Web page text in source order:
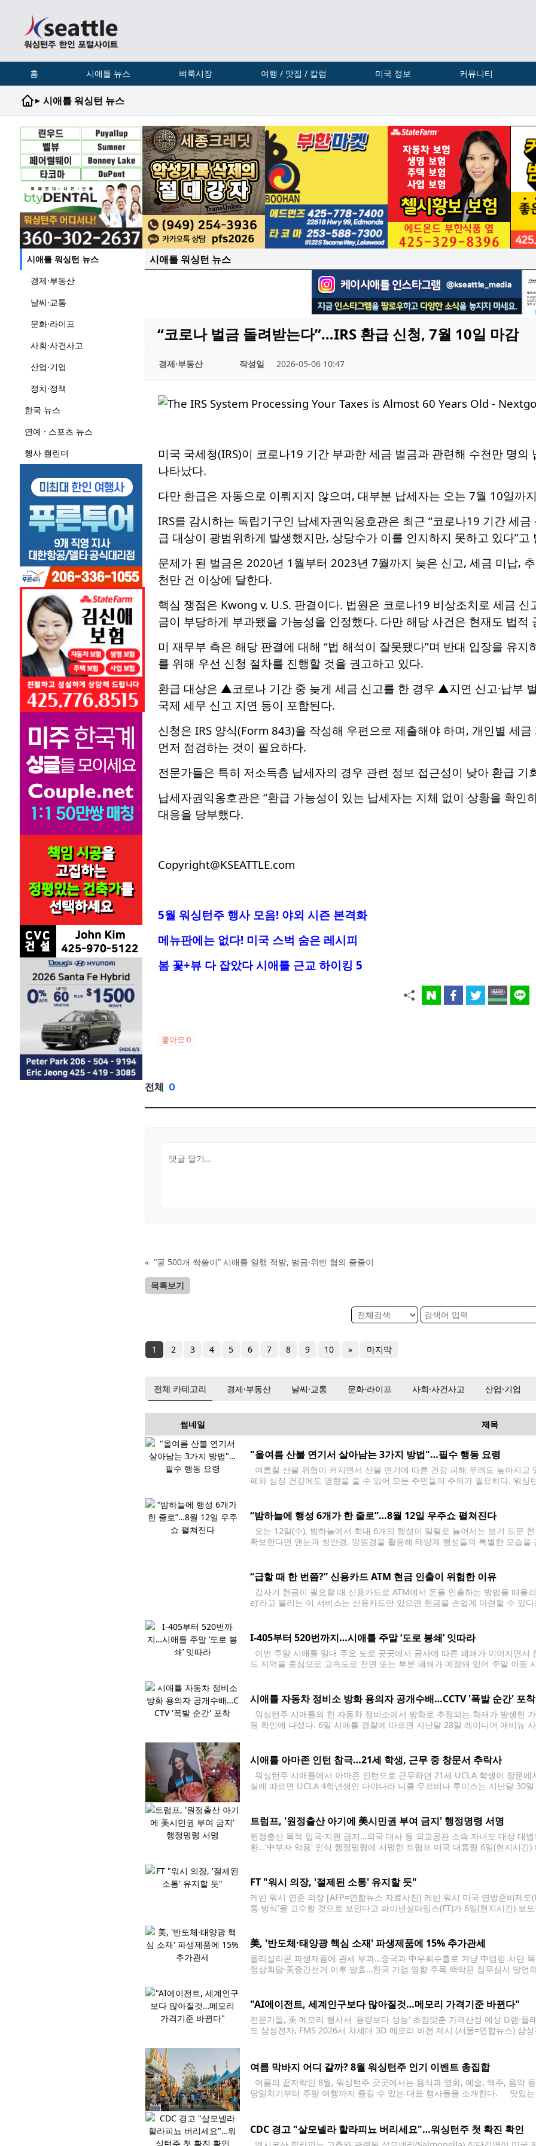
홈 시애틀 뉴스 벼룩시장 여행 / 맛집 / 칼럼 미국 정보 커뮤니티
▸ 시애틀 워싱턴 뉴스
시애틀 워싱턴 뉴스
경제·부동산
날씨·교통
문화·라이프
사회·사건사고
산업·기업
정치·정책
한국 뉴스
연예 · 스포츠 뉴스
행사 캘린더
시애틀 워싱턴 뉴스
“코로나 벌금 돌려받는다”…IRS 환급 신청, 7월 10일 마감
경제·부동산 작성일 2026-05-06 10:47
미국 국세청(IRS)이 코로나19 기간 부과한 세금 벌금과 관련해 수천만 명
나타났다.
다만 환급은 자동으로 이뤄지지 않으며, 대부분 납세자는 오는 7월 10일까
IRS를 감시하는 독립기구인 납세자권익옹호관은 최근 “코로나19 기간 세
급 대상이 광범위하게 발생했지만, 상당수가 이를 인지하지 못하고 있다”고
문제가 된 벌금은 2020년 1월부터 2023년 7월까지 늦은 신고, 세금 미납,
천만 건 이상에 달한다.
핵심 쟁점은 Kwong v. U.S. 판결이다. 법원은 코로나19 비상조치로 세금
금이 부당하게 부과됐을 가능성을 인정했다. 다만 해당 사건은 현재도 법적
미 재무부 측은 해당 판결에 대해 “법 해석이 잘못됐다”며 반대 입장을 유
를 위해 우선 신청 절차를 진행할 것을 권고하고 있다.
환급 대상은 ▲코로나 기간 중 늦게 세금 신고를 한 경우 ▲지연 신고·납부
국제 세무 신고 지연 등이 포함된다.
신청은 IRS 양식(Form 843)을 작성해 우편으로 제출해야 하며, 개인별 세
먼저 점검하는 것이 필요하다.
전문가들은 특히 저소득층 납세자의 경우 관련 정보 접근성이 낮아 환급 기
납세자권익옹호관은 “환급 가능성이 있는 납세자는 지체 없이 상황을 확인
대응을 당부했다.
Copyright@KSEATTLE.com
5월 워싱턴주 행사 모음! 야외 시즌 본격화
메뉴판에는 없다! 미국 스벅 숨은 레시피
봄 꽃+뷰 다 잡았다 시애틀 근교 하이킹 5
좋아요 0
전체 0
« “굴 500개 싹쓸이” 시애틀 일행 적발, 벌금·위반 혐의 줄줄이
목록보기
1 2 3 4 5 6 7 8 9 10 » 마지막
전체 카테고리 경제·부동산 날씨·교통 문화·라이프 사회·사건사고 산업·기업
썸네일 제목
"올여름 산불 연기서 살아남는 3가지 방법"…필수 행동 요령
여름철 산불 위험이 커지면서 산불 연기에 따른 건강 피해 우려도 높아지
폐와 심장 건강에도 영향을 줄 수 있어 모든 주민들의 주의가 필요하다. 워
“밤하늘에 행성 6개가 한 줄로”…8월 12일 우주쇼 펼쳐진다
오는 12일(수), 밤하늘에서 최대 6개의 행성이 일렬로 늘어서는 보기 드문
확보한다면 맨눈과 쌍안경, 망원경을 활용해 태양계 행성들의 특별한 모습
“급할 때 한 번쯤?” 신용카드 ATM 현금 인출이 위험한 이유
갑자기 현금이 필요할 때 신용카드로 ATM에서 돈을 인출하는 방법을 떠올
e)’라고 불리는 이 서비스는 신용카드만 있으면 현금을 손쉽게 마련할 수 있
I-405부터 520번까지…시애틀 주말 ‘도로 봉쇄’ 잇따라
이번 주말 시애틀 일대 주요 도로 곳곳에서 공사에 따른 폐쇄가 이어지면
드 지역을 중심으로 고속도로 전면 또는 부분 폐쇄가 예정돼 있어 주말 이동
시애틀 자동차 정비소 방화 용의자 공개수배…CCTV '폭발 순간' 포착
워싱턴주 시애틀의 한 자동차 정비소에서 방화로 추정되는 화재가 발생한
원 확인에 나섰다. 6일 시애틀 경찰에 따르면 지난달 28일 레이니어 애비뉴
시애틀 아마존 인턴 참극…21세 학생, 근무 중 창문서 추락사
워싱턴주 시애틀에서 아마존 인턴으로 근무하던 21세 UCLA 학생이 창문
실에 따르면 UCLA 4학년생인 다야나라 니콜 우르비나 루이스는 지난달 30
트럼프, '원정출산 아기에 美시민권 부여 금지' 행정명령 서명
원정출산 목적 입국·지원 금지…외국 대사 등 외교공관 소속 자녀도 대상 대
환…'中부자 악용' 인식 행정명령에 서명한 트럼프 미국 대통령 6일(현지시간
FT "워시 의장, '절제된 소통' 유지할 듯"
케빈 워시 연준 의장 [AFP=연합뉴스 자료사진] 케빈 워시 미국 연방준비제
통 방식'을 고수할 것으로 보인다고 파이낸셜타임스(FT)가 6일(현지시간) 보
美, '반도체·태양광 핵심 소재' 파생제품에 15% 추가관세
폴리실리콘 파생제품에 관세 부과…중국과 中우회수출로 겨냥 中덤핑 차단
정상회담·美중간선거 이후 발효…한국 기업 영향 주목 백악관 집무실서 발언
"AI에이전트, 세계인구보다 많아질것…메모리 가격기준 바뀐다"
전문가들, 美 메모리 행사서 '용량보다 성능' 초점맞춘 가격산정 예상 D램·플
도 삼성전자, FMS 2026서 차세대 3D 메모리 비전 제시 (서울=연합뉴스) 삼
여름 막바지 어디 갈까? 8월 워싱턴주 인기 이벤트 총집합
여름의 끝자락인 8월, 워싱턴주 곳곳에서는 음식과 영화, 예술, 맥주, 음악
당일치기부터 주말 여행까지 즐길 수 있는 대표 행사들을 소개한다. 맛있
CDC 경고 "살모넬라 할라피뇨 버리세요"…워싱턴주 첫 확진 확인